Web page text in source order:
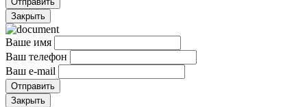
Закрыть
Ваше имя
Ваш телефон
Ваш e-mail
Закрыть